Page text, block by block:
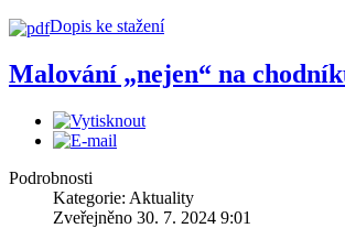
Dopis ke stažení
Malování „nejen“ na
Podrobnosti
Kategorie: Aktuality
Zveřejněno 30. 7. 2024 9:01